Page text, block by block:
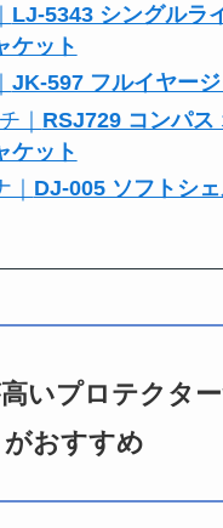
LJ-5343 シングルラ
ケット
JK-597 フルイヤー
｜ RSJ729 コンパス
ケット
DJ-005 ソフトシ
いプロテクタ
おすすめ